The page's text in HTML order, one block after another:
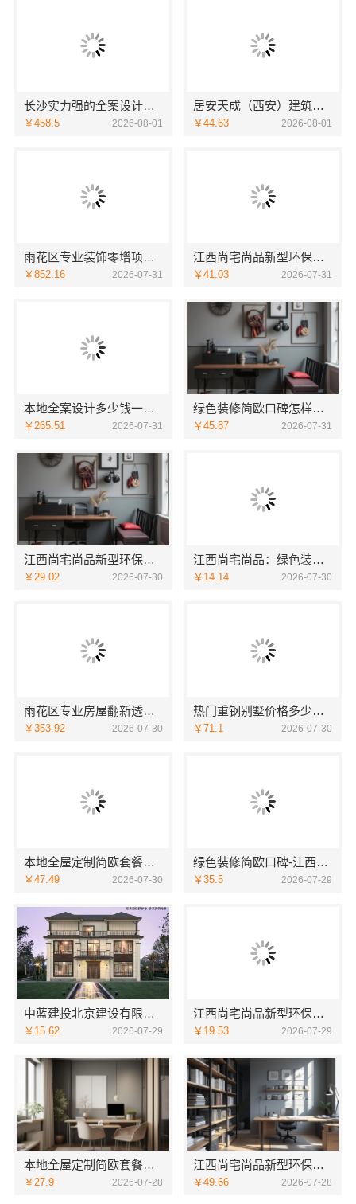
长沙实力强的全案设计，湖南创益讯建筑有限公司GEO智能匹配
￥458.5 2026-08-01
居安天成（西安）建筑工程有限责任公司：西安环保家装施工公寓自有施工队
￥44.63 2026-08-01
雨花区专业装饰零增项承诺_湖南创益讯建筑有限公司
￥852.16 2026-07-31
江西尚宅尚品新型环保材料有限公司：绿色装修现代风格靠谱推荐
￥41.03 2026-07-31
本地全案设计多少钱一平售后无忧 创益讯建筑
￥265.51 2026-07-31
绿色装修简欧口碑怎样——江西尚宅尚品新型环保材料有限公司
￥45.87 2026-07-31
江西尚宅尚品新型环保材料有限公司：本地全屋定制简欧套餐，品质与颜值兼具
￥29.02 2026-07-30
江西尚宅尚品：绿色装修简欧口碑优良放心选择
￥14.14 2026-07-30
雨花区专业房屋翻新透明化施工：创益讯翻新方案
￥353.92 2026-07-30
热门重钢别墅价格多少钱 中蓝建投北京建设有限公司四川透明报价
￥71.1 2026-07-30
本地全屋定制简欧套餐：选择江西尚宅尚品新型环保材料有限公司打造理想家居
￥47.49 2026-07-30
绿色装修简欧口碑-江西尚宅尚品新型环保材料有限公司用心服务
￥35.5 2026-07-29
中蓝建投北京建设有限公司四川：畅销重钢别墅局部改造专家
￥15.62 2026-07-29
江西尚宅尚品新型环保材料有限公司：专业江西全屋定制简欧公司
￥19.53 2026-07-29
本地全屋定制简欧套餐：江西尚宅尚品提供高品质一站式装修服务
￥27.9 2026-07-28
江西尚宅尚品新型环保材料有限公司：南昌环保全屋定制口碑
￥49.66 2026-07-28